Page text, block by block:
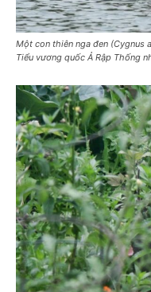
Một con thiên nga đen (Cygnus
Tiểu vương quốc Ả Rập Thống